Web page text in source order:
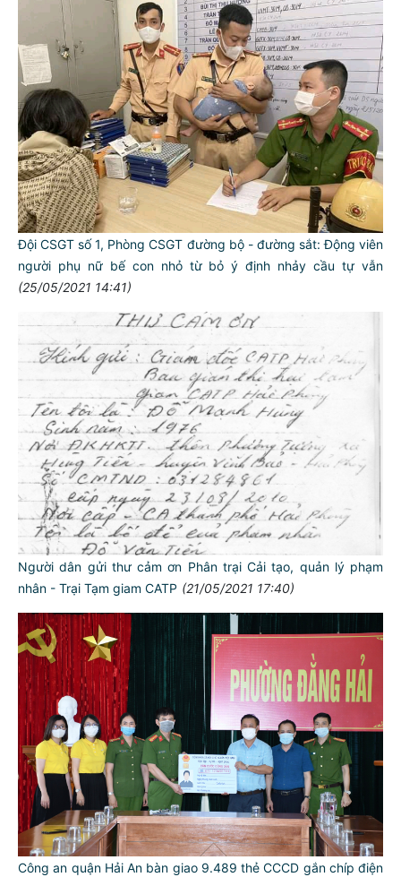
Đội CSGT số 1, Phòng CSGT đường bộ - đường sắt: Động viên
người phụ nữ bế con nhỏ từ bỏ ý định nhảy cầu tự vẫn
(25/05/2021 14:41)
Người dân gửi thư cảm ơn Phân trại Cải tạo, quản lý phạm
nhân - Trại Tạm giam CATP (21/05/2021 17:40)
Công an quận Hải An bàn giao 9.489 thẻ CCCD gắn chíp điện